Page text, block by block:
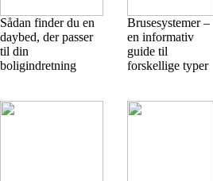
Sådan finder du en
daybed, der passer
til din
boligindretning
Brusesystemer –
en informativ
guide til
forskellige typer